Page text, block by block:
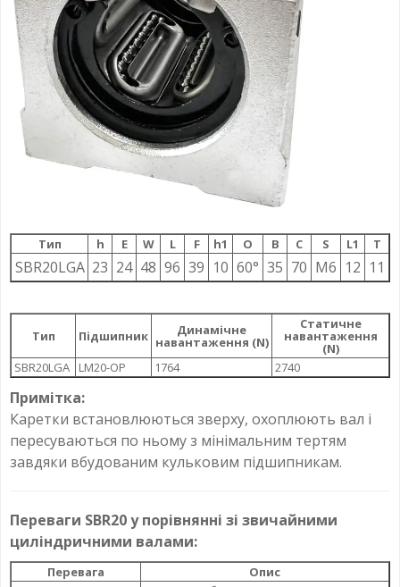
Тип h E W L F h1 О B C S L1 T
SBR20LGA 23 24 48 96 39 10 60° 35 70 M6 12 11
Тип Підшипник Динамічне
навантаження (N)
Статичне
навантаження
(N)
SBR20LGA
LM20-OP 1764 2740
Примітка:
Каретки встановлюються зверху, охоплюють вал і
пересуваються по ньому з мінімальним тертям
завдяки вбудованим кульковим підшипникам.
Переваги SBR20 у порівнянні зі звичайними
циліндричними валами:
Перевага
Опис